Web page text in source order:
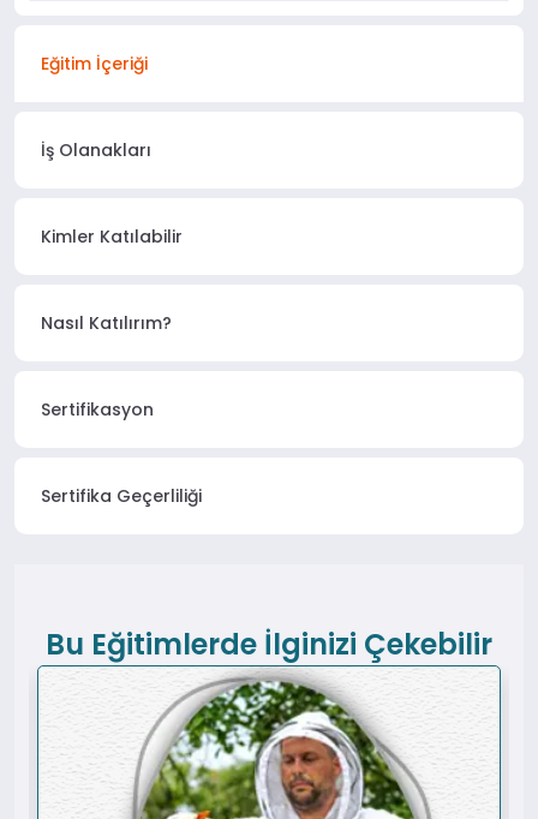
Eğitim İçeriği
İş Olanakları
Kimler Katılabilir
Nasıl Katılırım?
Sertifikasyon
Sertifika Geçerliliği
Bu Eğitimlerde İlginizi Çekebilir